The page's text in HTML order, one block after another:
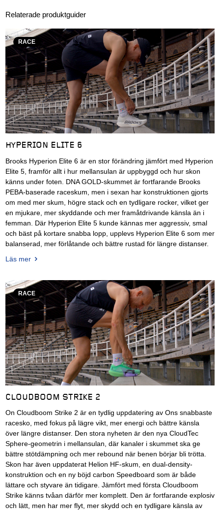
Relaterade produktguider
RACE
HYPERION ELITE 6
Brooks Hyperion Elite 6 är en stor förändring jämfört med Hyperion
Elite 5, framför allt i hur mellansulan är uppbyggd och hur skon
känns under foten. DNA GOLD-skummet är fortfarande Brooks
PEBA-baserade raceskum, men i sexan har konstruktionen gjorts
om med mer skum, högre stack och en tydligare rocker, vilket ger
en mjukare, mer skyddande och mer framåtdrivande känsla än i
femman. Där Hyperion Elite 5 kunde kännas mer aggressiv, smal
och bäst på kortare snabba lopp, upplevs Hyperion Elite 6 som mer
balanserad, mer förlåtande och bättre rustad för längre distanser.
Läs mer
RACE
CLOUDBOOM STRIKE 2
On Cloudboom Strike 2 är en tydlig uppdatering av Ons snabbaste
racesko, med fokus på lägre vikt, mer energi och bättre känsla
över längre distanser. Den stora nyheten är den nya CloudTec
Sphere-geometrin i mellansulan, där kanaler i skummet ska ge
bättre stötdämpning och mer rebound när benen börjar bli trötta.
Skon har även uppdaterat Helion HF-skum, en dual-density-
konstruktion och en ny böjd carbon Speedboard som är både
lättare och styvare än tidigare. Jämfört med första Cloudboom
Strike känns tvåan därför mer komplett. Den är fortfarande explosiv
och lätt, men har mer flyt, mer skydd och en tydligare känsla av